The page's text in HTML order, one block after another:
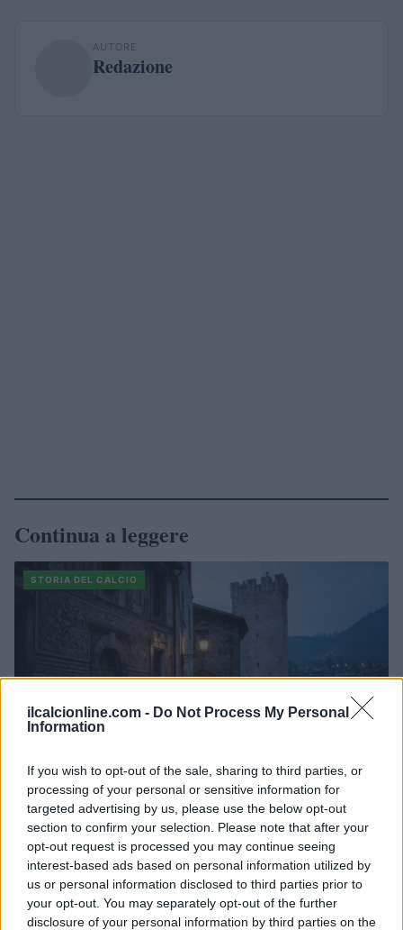
ilcalcionline.com - Do Not Process My Personal
Information
If you wish to opt-out of the sale, sharing to third parties, or
processing of your personal or sensitive information for
targeted advertising by us, please use the below opt-out
section to confirm your selection. Please note that after your
opt-out request is processed you may continue seeing
interest-based ads based on personal information utilized by
us or personal information disclosed to third parties prior to
your opt-out. You may separately opt-out of the further
disclosure of your personal information by third parties on the
AUTORE
Redazione
Continua a leggere
STORIA DEL CALCIO
Scopri Calcio: il borgo lombardo ricco di storia e cultura
Francesca Lombardi · 6 Ago 2026
STORIA DEL CALCIO